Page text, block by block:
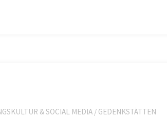
& SOCIAL MEDIA / GEDENKSTÄTTEN